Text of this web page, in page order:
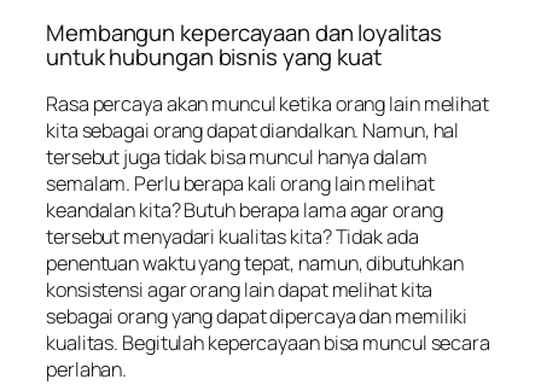
Membangun kepercayaan dan loyalitas
untuk hubungan bisnis yang kuat
Rasa percaya akan muncul ketika orang lain melihat
kita sebagai orang dapat diandalkan. Namun, hal
tersebut juga tidak bisa muncul hanya dalam
semalam. Perlu berapa kali orang lain melihat
keandalan kita? Butuh berapa lama agar orang
tersebut menyadari kualitas kita? Tidak ada
penentuan waktu yang tepat, namun, dibutuhkan
konsistensi agar orang lain dapat melihat kita
sebagai orang yang dapat dipercaya dan memiliki
kualitas. Begitulah kepercayaan bisa muncul secara
perlahan.